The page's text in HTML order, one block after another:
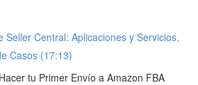
Seller Central: Aplicaciones y Servicios,
Casos (17:13)
tu Primer Envío a Amazon FBA